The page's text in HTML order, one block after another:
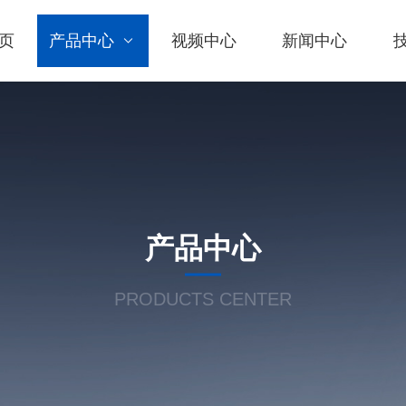
产品中心 视频中心 新闻中心
产品中心
PRODUCTS CENTER